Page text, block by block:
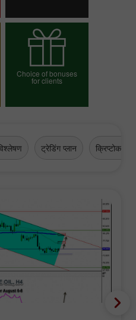
डेमो खाता खोलें
Choice of bonuses
for clients
ट्रेडिंग प्लान क्रिप्टोकरेंसी